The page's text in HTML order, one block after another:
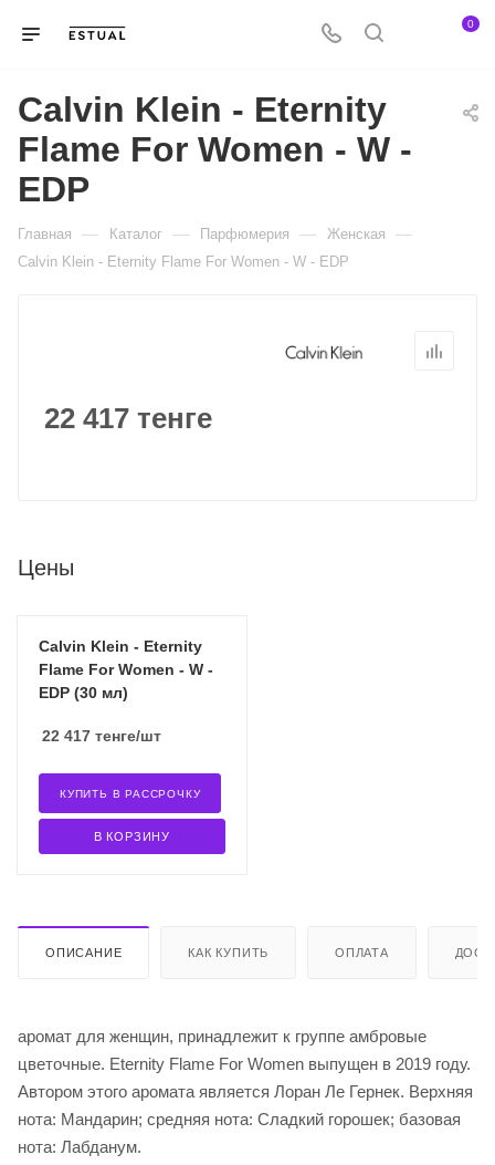
0
Calvin Klein - Eternity
Flame For Women - W -
EDP
Главная — Каталог — Парфюмерия — Женская —
Calvin Klein - Eternity Flame For Women - W - EDP
22 417 тенге
Цены
Calvin Klein - Eternity
Flame For Women - W -
EDP (30 мл)
22 417 тенге/шт
В КОРЗИНУ
КУПИТЬ В РАССРОЧКУ
ОПИСАНИЕ КАК КУПИТЬ ОПЛАТА
аромат для женщин, принадлежит к группе амбровые
цветочные. Eternity Flame For Women выпущен в 2019 году.
Автором этого аромата является Лоран Ле Гернек. Верхняя
нота: Мандарин; средняя нота: Сладкий горошек; базовая
нота: Лабданум.